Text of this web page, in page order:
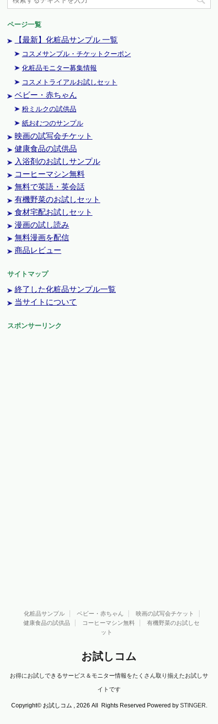
ページ一覧
【最新】化粧品サンプル 一覧
コスメサンプル・チケットクーポン
化粧品モニター募集情報
コスメトライアルお試しセット
ベビー・赤ちゃん
粉ミルクの試供品
紙おむつのサンプル
映画の試写会チケット
健康食品の試供品
入浴剤のお試しサンプル
コーヒーマシン無料
無料で英語・英会話
有機野菜のお試しセット
食材宅配お試しセット
漫画の試し読み
無料漫画を配信
商品レビュー
サイトマップ
終了した化粧品サンプル一覧
当サイトについて
スポンサーリンク
化粧品サンプル ベビー・赤ちゃん
映画の試写会チケット
健康食品の試供品
コーヒーマシン無料
有機野菜のお試しセ
ット
お試しコム
お得にお試しできるサービス＆モニター情報をたくさん取り揃えたお試しサ
イトです
Copyright© お試しコム , 2026 All Rights Reserved Powered by STINGER